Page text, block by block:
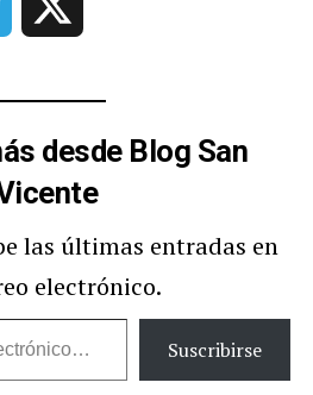
Telegram
desde Blog San
las últimas entradas en
electrónico.
Suscribirse